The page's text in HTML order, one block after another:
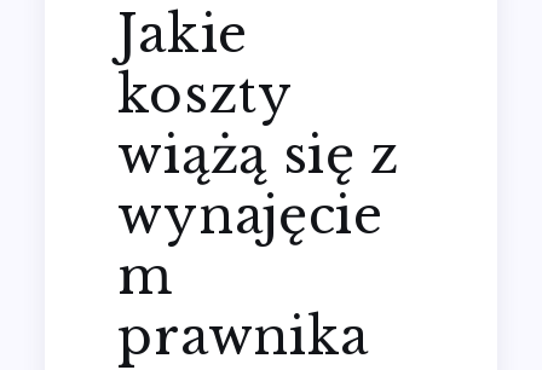
Jakie
koszty
wiążą się z
wynajęcie
m
prawnika